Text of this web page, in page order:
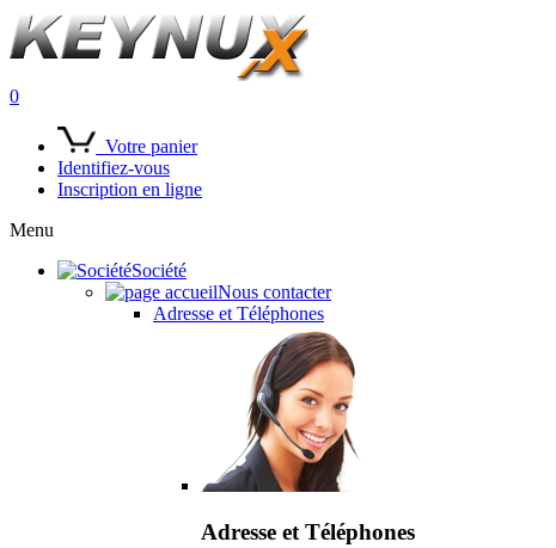
0
Votre panier
Identifiez-vous
Inscription en ligne
Menu
Société
Nous contacter
Adresse et Téléphones
Adresse et Téléphones